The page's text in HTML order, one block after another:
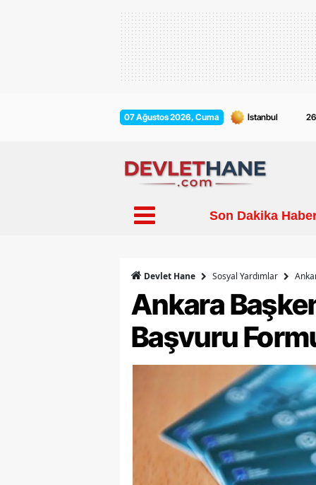
07 Ağustos 2026, Cuma 26
Son Dakika
Devlet Hane Sosyal Yardımlar
Ankara
Başvuru